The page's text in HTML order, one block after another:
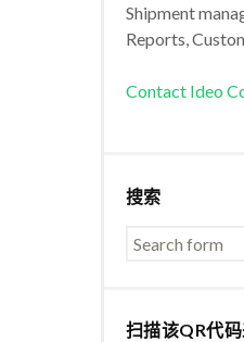
Shipment
Reports,
Contact Ideo
搜索
扫描该QR代